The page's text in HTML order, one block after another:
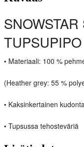
TUPSUPIPO
• Materiaali: 100 %
(Heather grey: 55 %
• Kaksinkertainen kudonta
• Tupsussa tehosteväriä